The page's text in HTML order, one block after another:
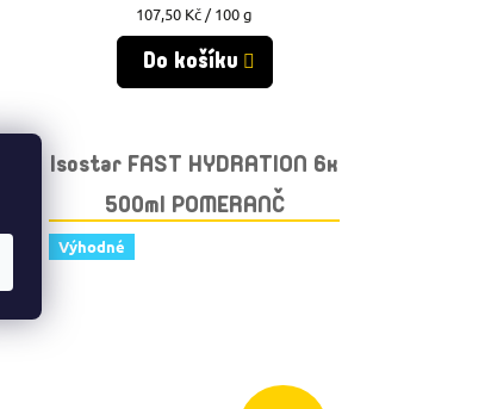
Měrná
cena:
107,50 Kč / 100 g
Do košíku
Isostar FAST HYDRATION 6x
500ml POMERANČ
Výhodné